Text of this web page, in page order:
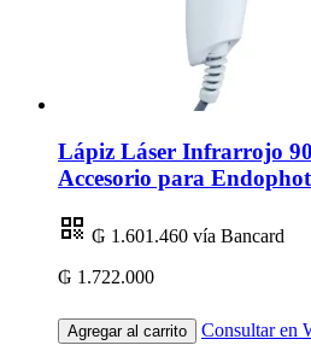
Lápiz Láser Infrarrojo
Accesorio para
₲ 1.601.460 vía Bancard
₲ 1.722.000
Agregar al carrito Consultar en